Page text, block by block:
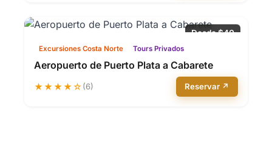
Desde $40
Excursiones Costa Norte Tours Privados
Aeropuerto de Puerto Plata a Cabarete
★★★★☆(6) Reservar ↗